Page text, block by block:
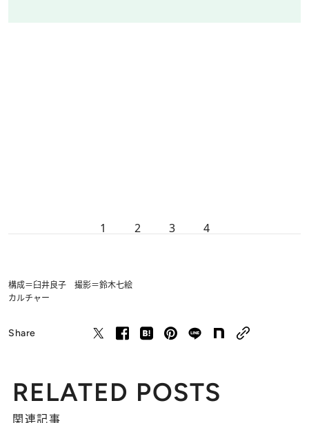
1 2 3 4
構成＝臼井良子 撮影＝鈴木七絵
カルチャー
Share
RELATED POSTS
関連記事